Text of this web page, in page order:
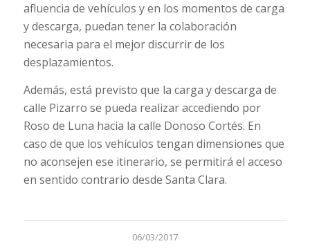
afluencia de vehículos y en los momentos de carga
y descarga, puedan tener la colaboración
necesaria para el mejor discurrir de los
desplazamientos.
Además, está previsto que la carga y descarga de
calle Pizarro se pueda realizar accediendo por
Roso de Luna hacia la calle Donoso Cortés. En
caso de que los vehículos tengan dimensiones que
no aconsejen ese itinerario, se permitirá el acceso
en sentido contrario desde Santa Clara.
06/03/2017